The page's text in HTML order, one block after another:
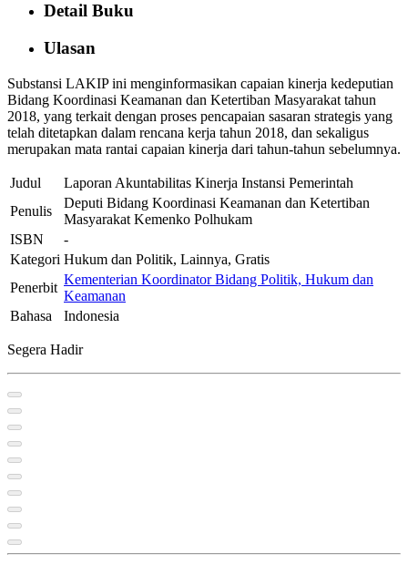
Detail Buku
Ulasan
Substansi LAKIP ini menginformasikan capaian kinerja kedeputian
Bidang Koordinasi Keamanan dan Ketertiban Masyarakat tahun
2018, yang terkait dengan proses pencapaian sasaran strategis yang
telah ditetapkan dalam rencana kerja tahun 2018, dan sekaligus
merupakan mata rantai capaian kinerja dari tahun-tahun sebelumnya.
Judul
Laporan Akuntabilitas Kinerja Instansi Pemerintah
Penulis
Deputi Bidang Koordinasi Keamanan dan Ketertiban
Masyarakat Kemenko Polhukam
ISBN
-
Kategori Hukum dan Politik, Lainnya, Gratis
Penerbit
Kementerian Koordinator Bidang Politik, Hukum dan
Keamanan
Bahasa
Indonesia
Segera Hadir